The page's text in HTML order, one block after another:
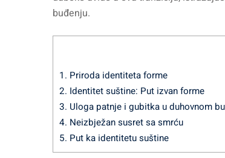
buđenju.
1. Priroda identiteta forme
2. Identitet suštine: Put izvan forme
3. Uloga patnje i gubitka u duhovnom
4. Neizbježan susret sa smrću
5. Put ka identitetu suštine